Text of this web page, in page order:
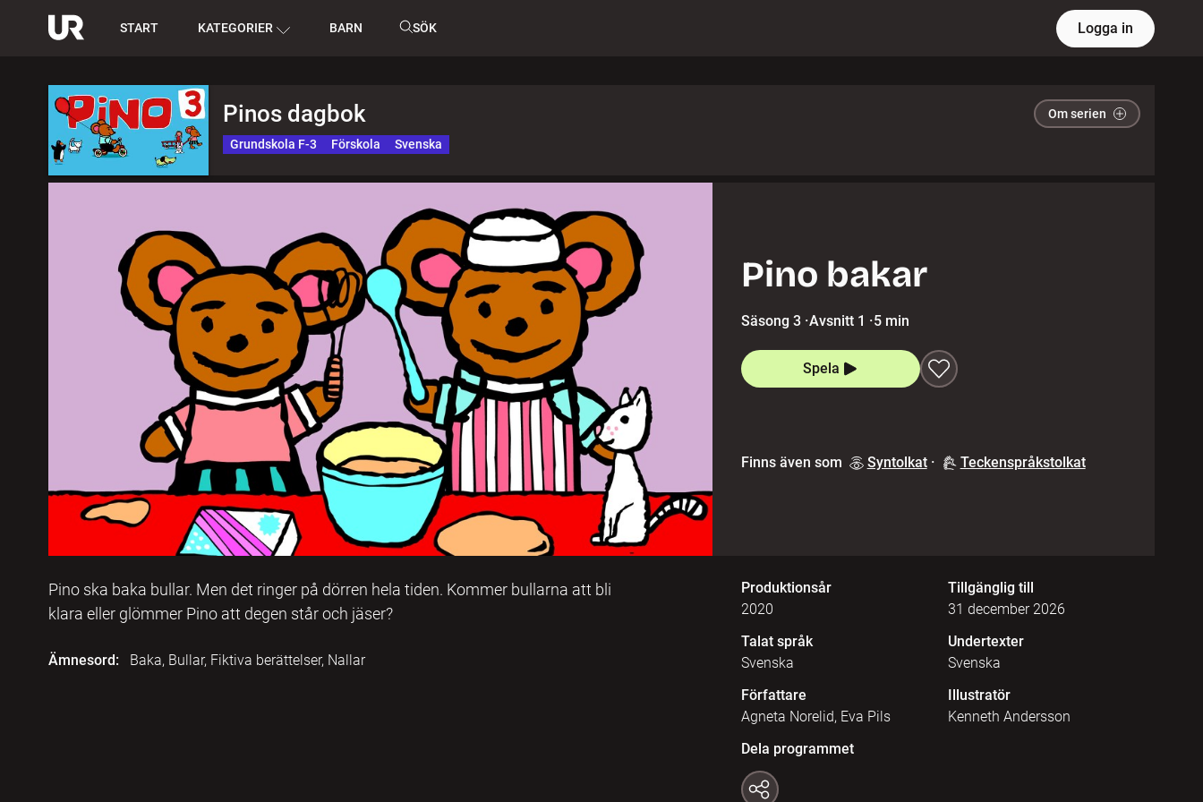
START KATEGORIER BARN SÖK Logga in
Pinos dagbok Om serien
Grundskola F-3 Förskola Svenska
Pino bakar
Säsong 3 ·Avsnitt 1 ·5 min
Spela
Finns även som Syntolkat · Teckenspråkstolkat
Pino ska baka bullar. Men det ringer på dörren hela tiden. Kommer bullarna att bli
klara eller glömmer Pino att degen står och jäser?
Ämnesord: Baka, Bullar, Fiktiva berättelser, Nallar
Produktionsår
2020
Tillgänglig till
31 december 2026
Talat språk
Svenska
Undertexter
Svenska
Författare
Agneta Norelid, Eva Pils
Illustratör
Kenneth Andersson
Dela programmet